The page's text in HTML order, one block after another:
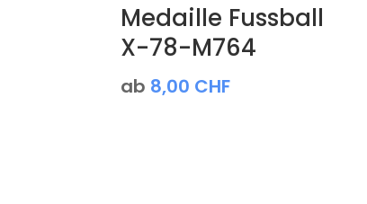
Medaille Fussball
X-78-M764
ab 8,00 CHF